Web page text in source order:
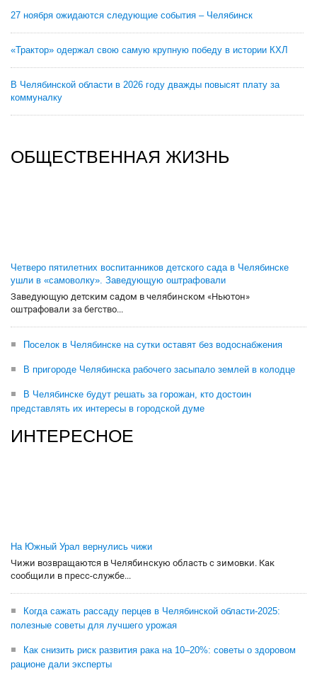
27 ноября ожидаются следующие события – Челябинск
«Трактор» одержал свою самую крупную победу в истории КХЛ
В Челябинской области в 2026 году дважды повысят плату за
коммуналку
ОБЩЕСТВЕННАЯ ЖИЗНЬ
Четверо пятилетних воспитанников детского сада в Челябинске
ушли в «самоволку». Заведующую оштрафовали
Заведующую детским садом в челябинском «Ньютон»
оштрафовали за бегство...
Поселок в Челябинске на сутки оставят без водоснабжения
В пригороде Челябинска рабочего засыпало землей в колодце
В Челябинске будут решать за горожан, кто достоин
представлять их интересы в городской думе
ИНТЕРЕСНОЕ
На Южный Урал вернулись чижи
Чижи возвращаются в Челябинскую область с зимовки. Как
сообщили в пресс-службе...
Когда сажать рассаду перцев в Челябинской области-2025:
полезные советы для лучшего урожая
Как снизить риск развития рака на 10–20%: советы о здоровом
рационе дали эксперты